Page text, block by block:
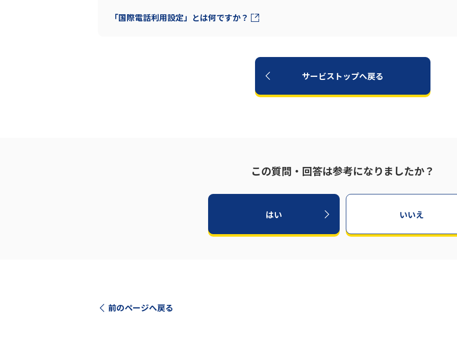
「国際電話利用設定」とは何ですか？
サービストップへ戻る
この質問・回答は参考になりましたか？
はい いいえ
前のページへ戻る